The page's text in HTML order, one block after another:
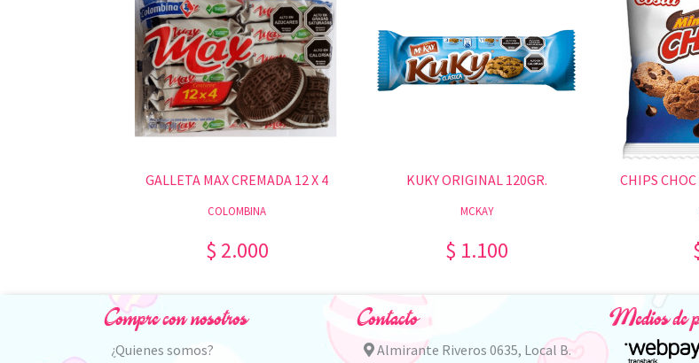
GALLETA MAX CREMADA 12 X 4
COLOMBINA
$ 2.000
KUKY ORIGINAL 120GR.
MCKAY
$ 1.100
CHIPS
Compre con nosotros
¿Quienes somos?
Contacto
Almirante Riveros 0635, Local B.
Medios de